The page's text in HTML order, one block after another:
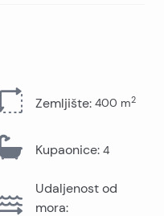
Zemljište: 400 m2
Kupaonice: 4
Udaljenost od
mora: